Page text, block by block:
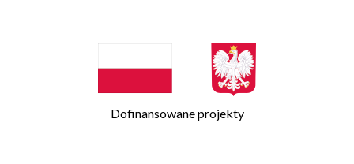
Dofinansowane projekty